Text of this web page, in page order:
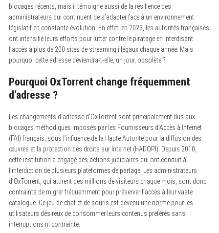
blocages récents, mais il témoigne aussi de la résilience des
administrateurs qui continuent de s’adapter face à un environnement
législatif en constante évolution. En effet, en 2023, les autorités françaises
ont intensifié leurs efforts pour lutter contre le piratage en interdisant
l’accès à plus de 200 sites de streaming illégaux chaque année. Mais
pourquoi cette adresse deviendra-t-elle, un jour, obsolète ?
Pourquoi OxTorrent change fréquemment
d’adresse ?
Les changements d’adresse d’OxTorrent sont principalement dus aux
blocages méthodiques imposés par les Fournisseurs d’Accès à Internet
(FAI) français, sous l’influence de la Haute Autorité pour la diffusion des
œuvres et la protection des droits sur Internet (HADOPI). Depuis 2010,
cette institution a engagé des actions judiciaires qui ont conduit à
l’interdiction de plusieurs plateformes de partage. Les administrateurs
d’OxTorrent, qui attirent des millions de visiteurs chaque mois, sont donc
contraints de migrer fréquemment pour préserver l’accès à leur vaste
catalogue. Ce jeu de chat et de souris est devenu une norme pour les
utilisateurs désireux de consommer leurs contenus préférés sans
interruptions ni contrainte.